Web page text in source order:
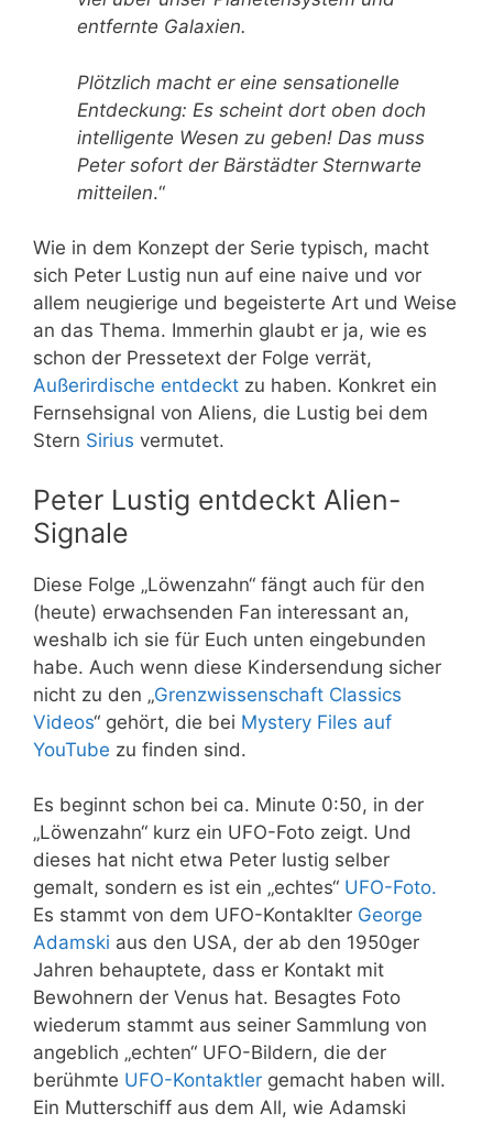
entfernte Galaxien.
Plötzlich macht er eine sensationelle
Entdeckung: Es scheint dort oben doch
intelligente Wesen zu geben! Das muss
Peter sofort der Bärstädter Sternwarte
mitteilen.“
Wie in dem Konzept der Serie typisch, macht
sich Peter Lustig nun auf eine naive und vor
allem neugierige und begeisterte Art und Weise
an das Thema. Immerhin glaubt er ja, wie es
schon der Pressetext der Folge verrät,
Außerirdische entdeckt zu haben. Konkret ein
Fernsehsignal von Aliens, die Lustig bei dem
Stern Sirius vermutet.
Peter Lustig entdeckt Alien-
Signale
Diese Folge „Löwenzahn“ fängt auch für den
(heute) erwachsenden Fan interessant an,
weshalb ich sie für Euch unten eingebunden
habe. Auch wenn diese Kindersendung sicher
nicht zu den „Grenzwissenschaft Classics
Videos“ gehört, die bei Mystery Files auf
YouTube zu finden sind.
Es beginnt schon bei ca. Minute 0:50, in der
„Löwenzahn“ kurz ein UFO-Foto zeigt. Und
dieses hat nicht etwa Peter lustig selber
gemalt, sondern es ist ein „echtes“ UFO-Foto.
Es stammt von dem UFO-Kontaklter George
Adamski aus den USA, der ab den 1950ger
Jahren behauptete, dass er Kontakt mit
Bewohnern der Venus hat. Besagtes Foto
wiederum stammt aus seiner Sammlung von
angeblich „echten“ UFO-Bildern, die der
berühmte UFO-Kontaktler gemacht haben will.
Ein Mutterschiff aus dem All, wie Adamski